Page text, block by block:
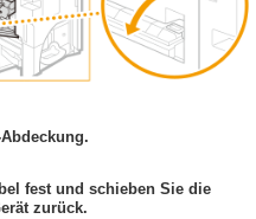
fest und schieben Sie die
zurück.